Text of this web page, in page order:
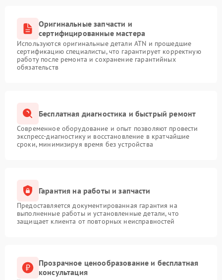
Оригинальные запчасти и
сертифицированные мастера
Используются оригинальные детали ATN и прошедшие
сертификацию специалисты, что гарантирует корректную
работу после ремонта и сохранение гарантийных
обязательств
Бесплатная диагностика и быстрый ремонт
Современное оборудование и опыт позволяют провести
экспресс-диагностику и восстановление в кратчайшие
сроки, минимизируя время без устройства
Гарантия на работы и запчасти
Предоставляется документированная гарантия на
выполненные работы и установленные детали, что
защищает клиента от повторных неисправностей
Прозрачное ценообразование и бесплатная
консультация